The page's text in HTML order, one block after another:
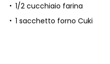
1/2 cucchiaio farina
1 sacchetto forno Cuki